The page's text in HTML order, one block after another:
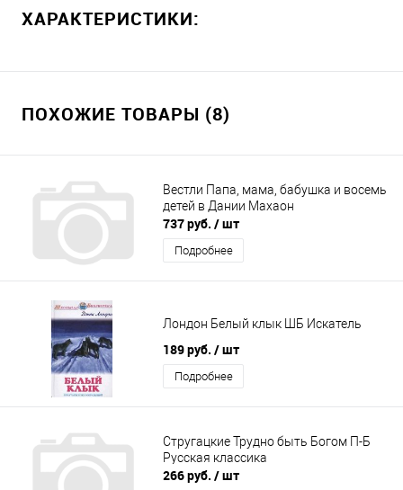
ХАРАКТЕРИСТИКИ:
ПОХОЖИЕ ТОВАРЫ (8)
Вестли Папа, мама, бабушка и восемь
детей в Дании Махаон
737 руб. / шт
Подробнее
Лондон Белый клык ШБ Искатель
189 руб. / шт
Подробнее
Стругацкие Трудно быть Богом П-Б
Русская классика
266 руб. / шт